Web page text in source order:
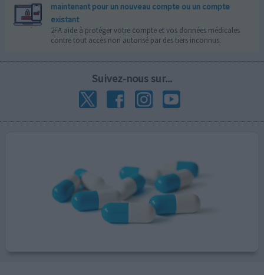
maintenant pour un nouveau compte ou un compte
existant
2FA aide à protéger votre compte et vos données médicales
contre tout accès non autorisé par des tiers inconnus.
Suivez-nous sur...